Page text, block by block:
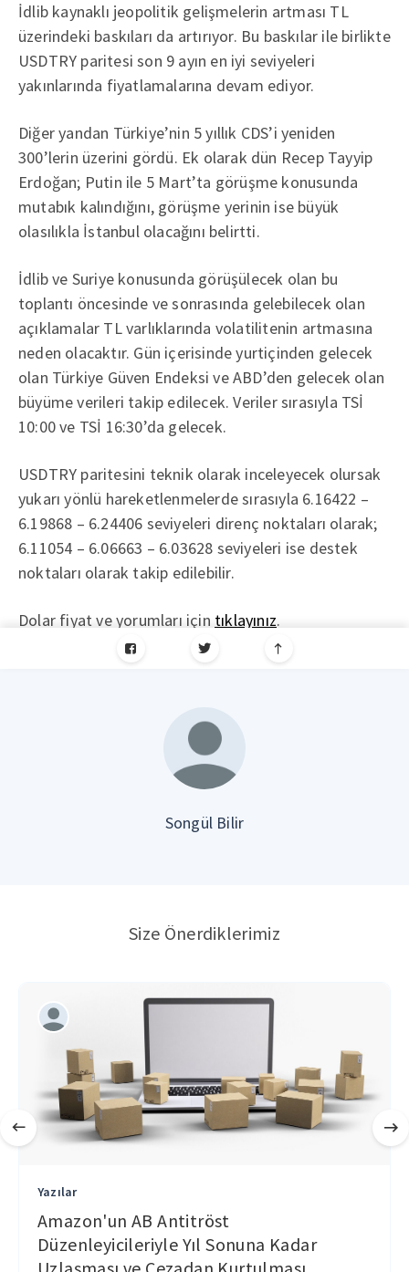
İdlib kaynaklı jeopolitik gelişmelerin artması TL
üzerindeki baskıları da artırıyor. Bu baskılar ile birlikte
USDTRY paritesi son 9 ayın en iyi seviyeleri
yakınlarında fiyatlamalarına devam ediyor.
Diğer yandan Türkiye’nin 5 yıllık CDS’i yeniden
300’lerin üzerini gördü. Ek olarak dün Recep Tayyip
Erdoğan; Putin ile 5 Mart’ta görüşme konusunda
mutabık kalındığını, görüşme yerinin ise büyük
olasılıkla İstanbul olacağını belirtti.
İdlib ve Suriye konusunda görüşülecek olan bu
toplantı öncesinde ve sonrasında gelebilecek olan
açıklamalar TL varlıklarında volatilitenin artmasına
neden olacaktır. Gün içerisinde yurtiçinden gelecek
olan Türkiye Güven Endeksi ve ABD’den gelecek olan
büyüme verileri takip edilecek. Veriler sırasıyla TSİ
10:00 ve TSİ 16:30’da gelecek.
USDTRY paritesini teknik olarak inceleyecek olursak
yukarı yönlü hareketlenmelerde sırasıyla 6.16422 –
6.19868 – 6.24406 seviyeleri direnç noktaları olarak;
6.11054 – 6.06663 – 6.03628 seviyeleri ise destek
noktaları olarak takip edilebilir.
Dolar fiyat ve yorumları için tıklayınız.
Songül Bilir
Size Önerdiklerimiz
Yazılar
Amazon'un AB Antitröst
Düzenleyicileriyle Yıl Sonuna Kadar